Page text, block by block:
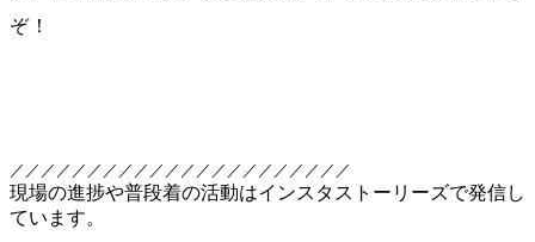
ぞ！
／／／／／／／／／／／／／／／／／／／／／／
現場の進捗や普段着の活動はインスタストーリーズで発信し
ています。